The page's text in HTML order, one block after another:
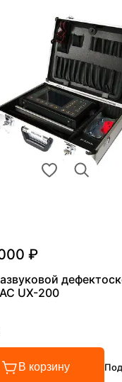
₽
UX-200
4.8 из 5
В корзину